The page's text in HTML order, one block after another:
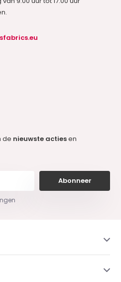
de nieuwste actiesen
Abonneer